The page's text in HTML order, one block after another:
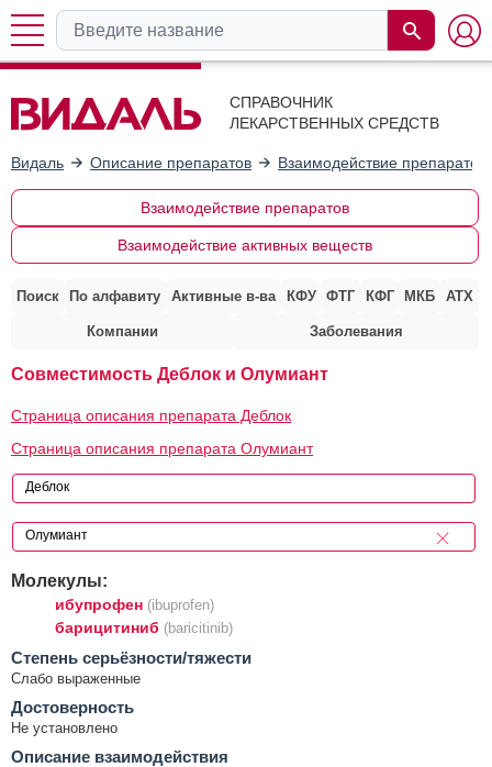
СПРАВОЧНИК
ЛЕКАРСТВЕННЫХ СРЕДСТВ
Видаль Описание препаратов Взаимодействие препаратов
Взаимодействие препаратов
Взаимодействие активных веществ
Поиск По алфавиту Активные в-ва КФУ ФТГ КФГ МКБ АТХ
Компании Заболевания
Совместимость Деблок и Олумиант
Страница описания препарата Деблок
Страница описания препарата Олумиант
Молекулы:
ибупрофен (ibuprofen)
барицитиниб (baricitinib)
Cтепень серьёзности/тяжести
Слабо выраженные
Достоверность
Не установлено
Описание взаимодействия